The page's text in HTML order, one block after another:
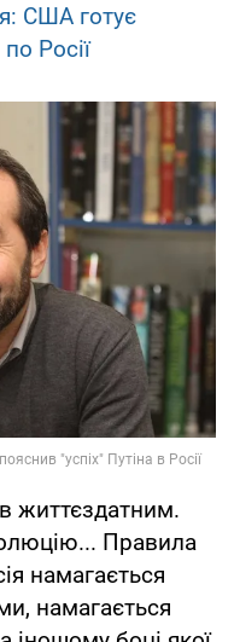
США готує
Росії
життєздатним.
Правила
намагається
намагається